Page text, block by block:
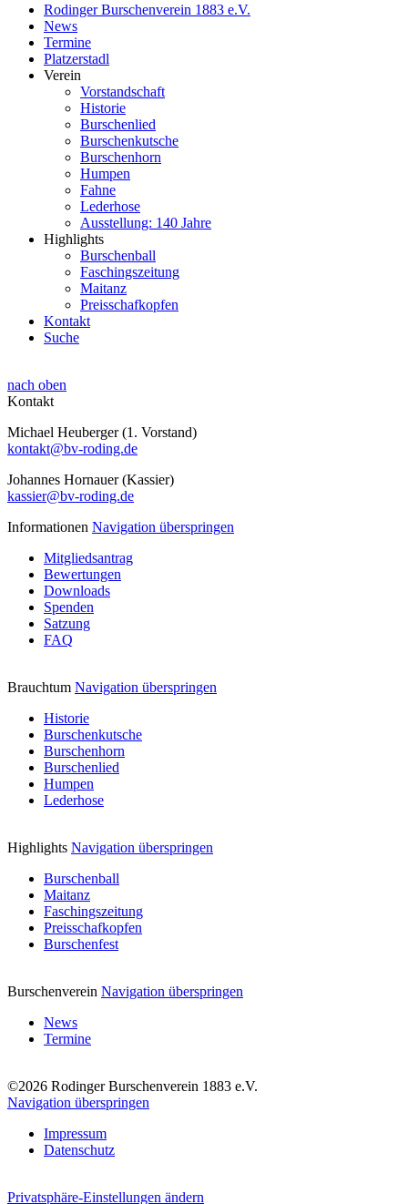
Rodinger Burschenverein 1883 e.V.
News
Termine
Platzerstadl
Verein
Vorstandschaft
Historie
Burschenlied
Burschenkutsche
Burschenhorn
Humpen
Fahne
Lederhose
Ausstellung: 140 Jahre
Highlights
Burschenball
Faschingszeitung
Maitanz
Preisschafkopfen
Kontakt
Suche
nach oben
Kontakt
Michael Heuberger (1. Vorstand)
kontakt@bv-roding.de
Johannes Hornauer (Kassier)
kassier@bv-roding.de
Informationen Navigation überspringen
Mitgliedsantrag
Bewertungen
Downloads
Spenden
Satzung
FAQ
Brauchtum Navigation überspringen
Historie
Burschenkutsche
Burschenhorn
Burschenlied
Humpen
Lederhose
Highlights Navigation überspringen
Burschenball
Maitanz
Faschingszeitung
Preisschafkopfen
Burschenfest
Burschenverein Navigation überspringen
News
Termine
©2026 Rodinger Burschenverein 1883 e.V.
Navigation überspringen
Impressum
Datenschutz
Privatsphäre-Einstellungen ändern